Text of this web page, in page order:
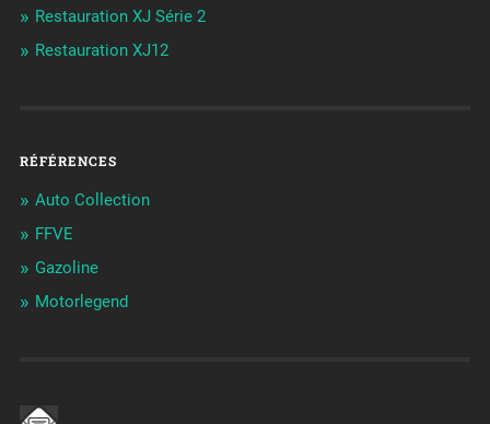
Restauration XJ Série 2
Restauration XJ12
RÉFÉRENCES
Auto Collection
FFVE
Gazoline
Motorlegend